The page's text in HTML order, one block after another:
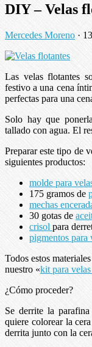
DIY – Velas
Mercedes Moreno ·
Las velas flotantes
festivo a una cena
perfectas para una
Solo hay que
tallado con agua. El
Preparar este tipo de
siguientes productos:
molde para
175 gramos de
mechas
30 gotas de
crisol para
pigmentos para
Todos estos
nuestro «kit para
¿Cómo proceder?
Se derrite la
quiere colorear la
derrita junto con la